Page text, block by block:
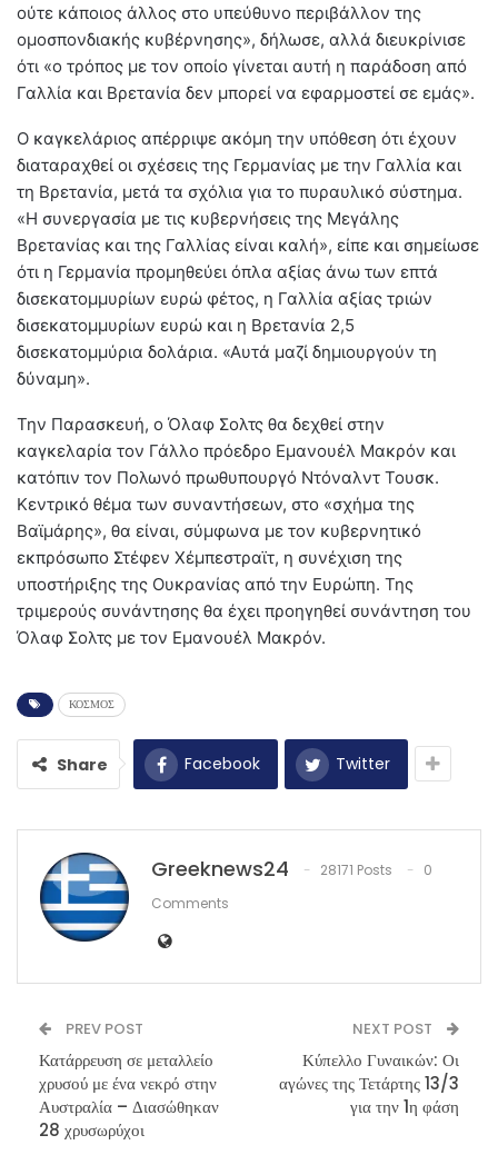
ούτε κάποιος άλλος στο υπεύθυνο περιβάλλον της
ομοσπονδιακής κυβέρνησης», δήλωσε, αλλά διευκρίνισε
ότι «ο τρόπος με τον οποίο γίνεται αυτή η παράδοση από
Γαλλία και Βρετανία δεν μπορεί να εφαρμοστεί σε εμάς».
Ο καγκελάριος απέρριψε ακόμη την υπόθεση ότι έχουν
διαταραχθεί οι σχέσεις της Γερμανίας με την Γαλλία και
τη Βρετανία, μετά τα σχόλια για το πυραυλικό σύστημα.
«Η συνεργασία με τις κυβερνήσεις της Μεγάλης
Βρετανίας και της Γαλλίας είναι καλή», είπε και σημείωσε
ότι η Γερμανία προμηθεύει όπλα αξίας άνω των επτά
δισεκατομμυρίων ευρώ φέτος, η Γαλλία αξίας τριών
δισεκατομμυρίων ευρώ και η Βρετανία 2,5
δισεκατομμύρια δολάρια. «Αυτά μαζί δημιουργούν τη
δύναμη».
Την Παρασκευή, ο Όλαφ Σολτς θα δεχθεί στην
καγκελαρία τον Γάλλο πρόεδρο Εμανουέλ Μακρόν και
κατόπιν τον Πολωνό πρωθυπουργό Ντόναλντ Τουσκ.
Κεντρικό θέμα των συναντήσεων, στο «σχήμα της
Βαϊμάρης», θα είναι, σύμφωνα με τον κυβερνητικό
εκπρόσωπο Στέφεν Χέμπεστραϊτ, η συνέχιση της
υποστήριξης της Ουκρανίας από την Ευρώπη. Της
τριμερούς συνάντησης θα έχει προηγηθεί συνάντηση του
Όλαφ Σολτς με τον Εμανουέλ Μακρόν.
ΚΟΣΜΟΣ
Share Facebook Twitter
Greeknews24 28171 Posts
0
Comments
PREV POST
Κατάρρευση σε μεταλλείο
χρυσού με ένα νεκρό στην
Αυστραλία – Διασώθηκαν
28 χρυσωρύχοι
NEXT POST
Κύπελλο Γυναικών: Οι
αγώνες της Τετάρτης 13/3
για την 1η φάση